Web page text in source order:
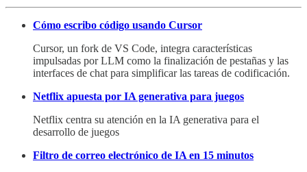
Cómo escribo código usando Cursor
Cursor, un fork de VS Code, integra características
impulsadas por LLM como la finalización de pestañas y las
interfaces de chat para simplificar las tareas de codificación.
Netflix apuesta por IA generativa para juegos
Netflix centra su atención en la IA generativa para el
desarrollo de juegos
Filtro de correo electrónico de IA en 15 minutos